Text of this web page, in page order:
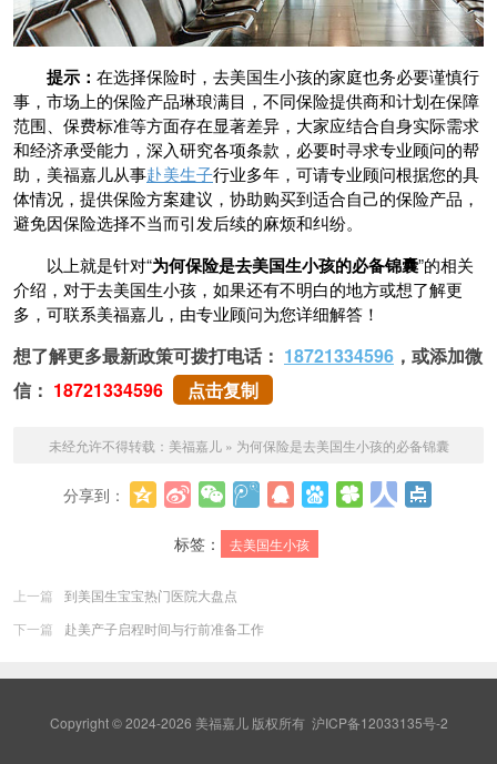
提示： 在选择保险时，去美国生小孩的家庭也务必要谨慎行
事，市场上的保险产品琳琅满目，不同保险提供商和计划在保障
范围、保费标准等方面存在显著差异，大家应结合自身实际需求
和经济承受能力，深入研究各项条款，必要时寻求专业顾问的帮
助，美福嘉儿从事赴美生子行业多年，可请专业顾问根据您的具
体情况，提供保险方案建议，协助购买到适合自己的保险产品，
避免因保险选择不当而引发后续的麻烦和纠纷。
以上就是针对“为何保险是去美国生小孩的必备锦囊”的相关
介绍，对于去美国生小孩，如果还有不明白的地方或想了解更
多，可联系美福嘉儿，由专业顾问为您详细解答！
想了解更多最新政策可拨打电话： 18721334596 ，或添加微
信： 18721334596 点击复制
未经允许不得转载： 美福嘉儿» 为何保险是去美国生小孩的必备锦囊
分享到：
标签：
去美国生小孩
上一篇
到美国生宝宝热门医院大盘点
下一篇
赴美产子启程时间与行前准备工作
Copyright © 2024-2026 美福嘉儿 版权所有 沪ICP备12033135号-2